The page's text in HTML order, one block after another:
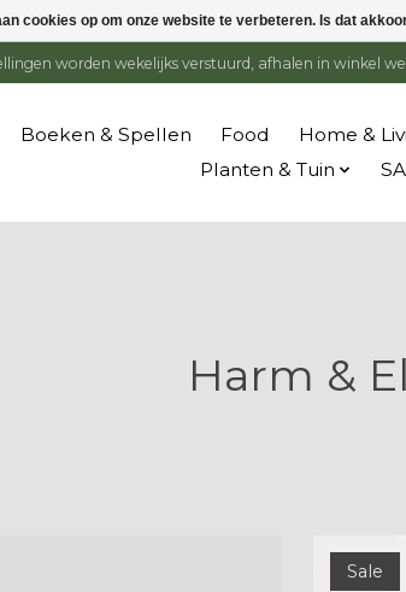
worden wekelijks verstuurd, afhalen in winkel
Boeken & Spellen Food Home &
Planten & Tuin
Harm &
Sale
cookies op om onze website te verbeteren. Is dat